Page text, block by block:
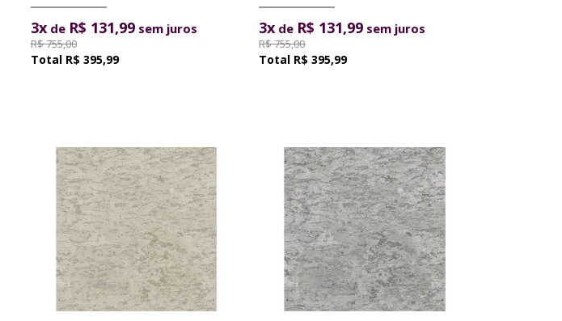
3xde R$ 131,99sem juros
R$ 755,00
R$ 395,99
3x de R$ 131,99 sem juros
R$ 755,00
R$ 395,99